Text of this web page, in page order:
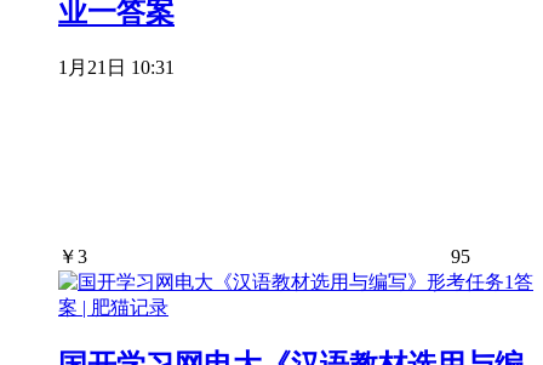
业一答案
1月21日 10:31
￥3 95